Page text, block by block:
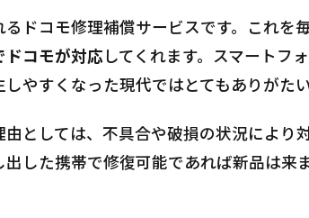
ドコモ修理補償サービスです。これを
ドコモが対応 してくれます。スマートフ
やすくなった現代ではとてもありがたい
としては、不具合や破損の状況により
した携帯で修復可能であれば新品は来